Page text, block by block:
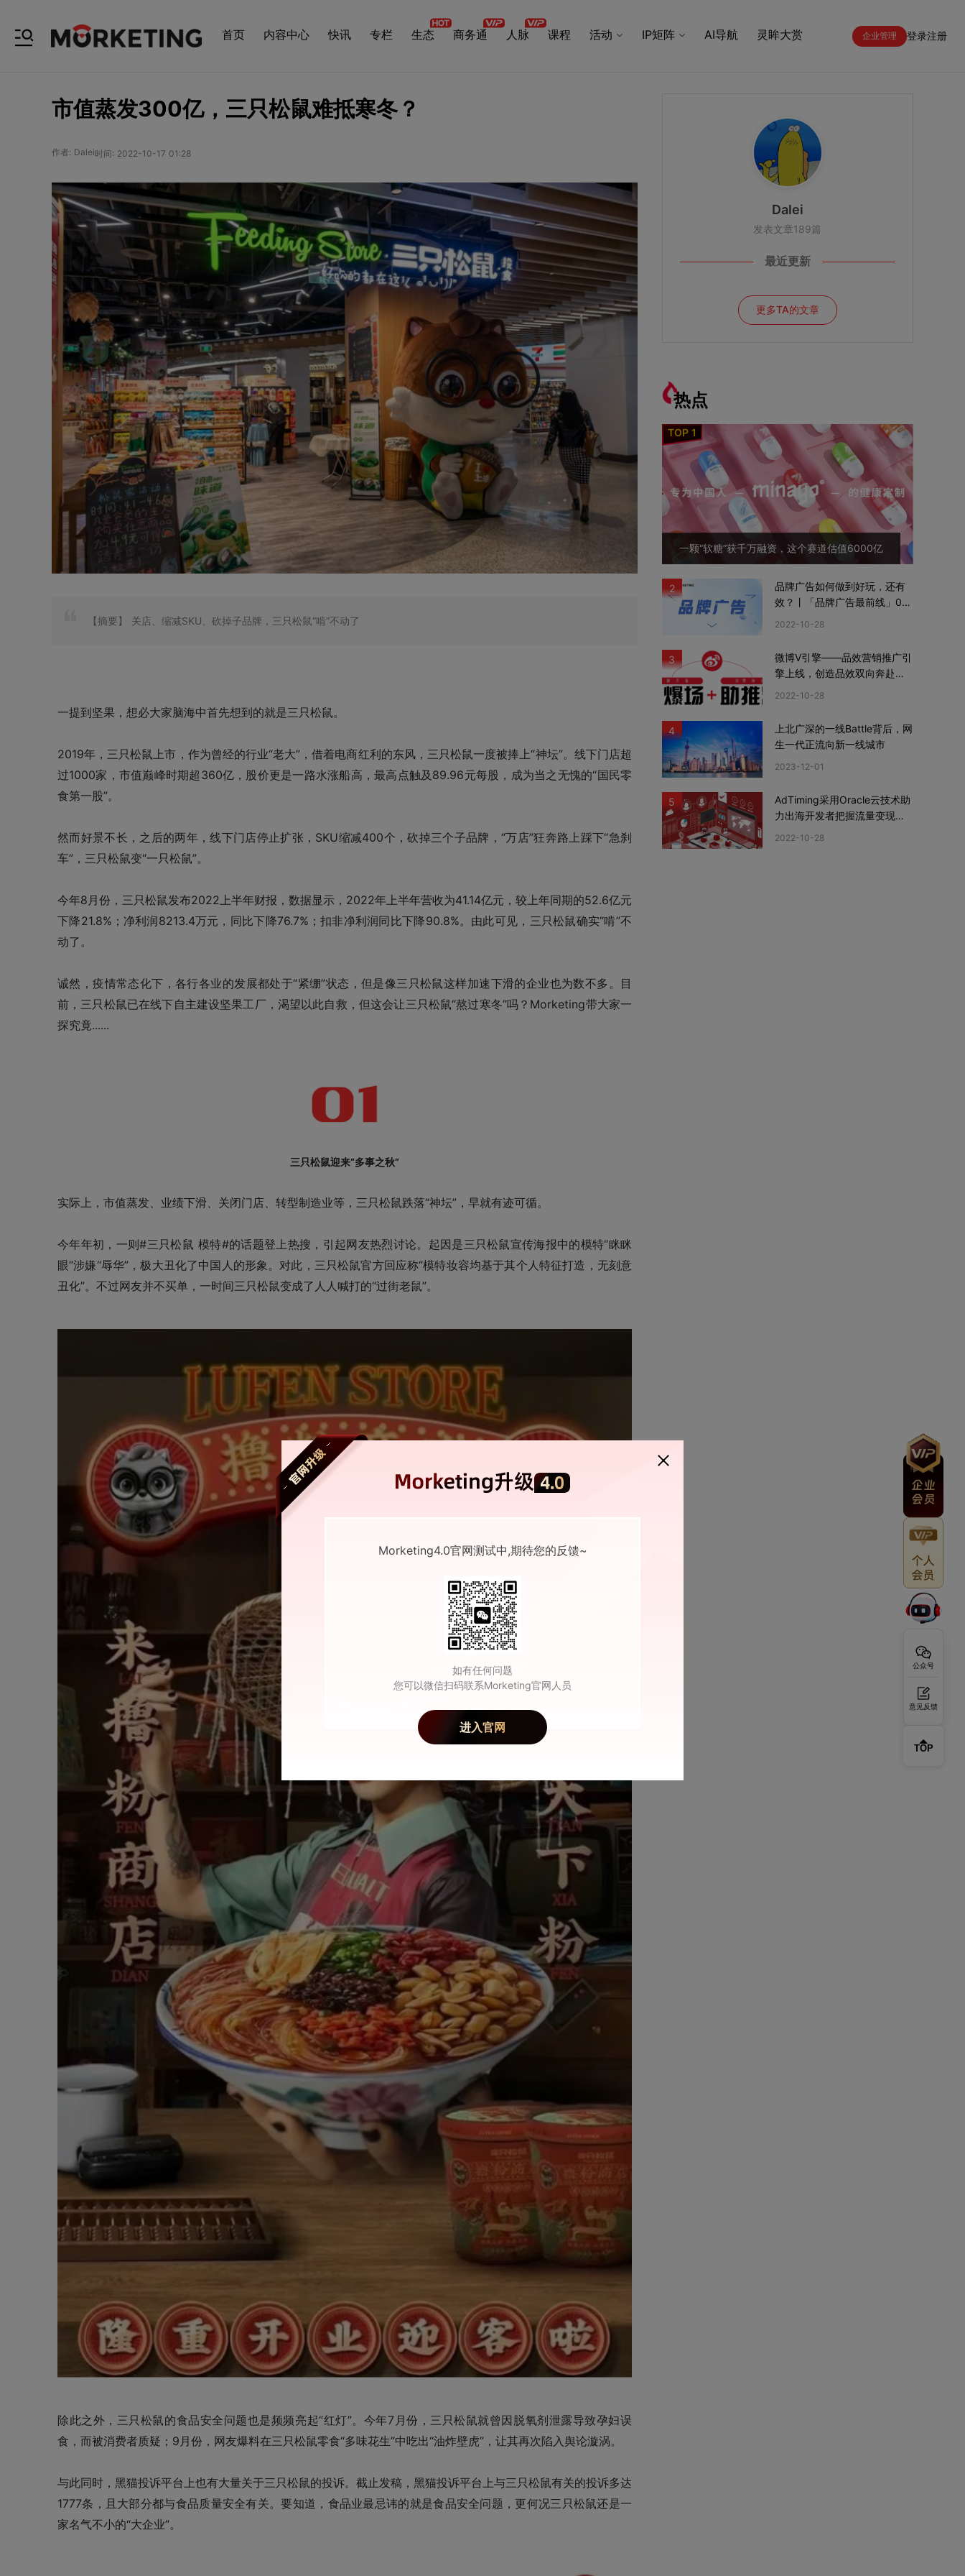
首页 内容中心 快讯 专栏 生态 商务通 人脉 课程 活动 IP矩阵 AI导航 灵眸大赏 企业管理 登录注册
市值蒸发300亿，三只松鼠难抵寒冬？
作者: Dalei时间: 2022-10-17 01:28
【摘要】 关店、缩减SKU、砍掉子品牌，三只松鼠“啃”不动了
一提到坚果，想必大家脑海中首先想到的就是三只松鼠。
2019年，三只松鼠上市，作为曾经的行业“老大”，借着电商红利的东风，三只松鼠一度被捧上“神坛”。线下门店超
过1000家，市值巅峰时期超360亿，股价更是一路水涨船高，最高点触及89.96元每股，成为当之无愧的“国民零
食第一股”。
然而好景不长，之后的两年，线下门店停止扩张，SKU缩减400个，砍掉三个子品牌，“万店”狂奔路上踩下“急刹
车”，三只松鼠变“一只松鼠”。
今年8月份，三只松鼠发布2022上半年财报，数据显示，2022年上半年营收为41.14亿元，较上年同期的52.6亿元
下降21.8%；净利润8213.4万元，同比下降76.7%；扣非净利润同比下降90.8%。由此可见，三只松鼠确实“啃”不
动了。
诚然，疫情常态化下，各行各业的发展都处于“紧绷”状态，但是像三只松鼠这样加速下滑的企业也为数不多。目
前，三只松鼠已在线下自主建设坚果工厂，渴望以此自救，但这会让三只松鼠“熬过寒冬”吗？Morketing带大家一
探究竟......
三只松鼠迎来“多事之秋”
实际上，市值蒸发、业绩下滑、关闭门店、转型制造业等，三只松鼠跌落“神坛”，早就有迹可循。
今年年初，一则#三只松鼠 模特#的话题登上热搜，引起网友热烈讨论。起因是三只松鼠宣传海报中的模特“眯眯
眼”涉嫌“辱华”，极大丑化了中国人的形象。对此，三只松鼠官方回应称“模特妆容均基于其个人特征打造，无刻意
丑化”。不过网友并不买单，一时间三只松鼠变成了人人喊打的“过街老鼠”。
除此之外，三只松鼠的食品安全问题也是频频亮起“红灯”。今年7月份，三只松鼠就曾因脱氧剂泄露导致孕妇误
食，而被消费者质疑；9月份，网友爆料在三只松鼠零食“多味花生”中吃出“油炸壁虎”，让其再次陷入舆论漩涡。
与此同时，黑猫投诉平台上也有大量关于三只松鼠的投诉。截止发稿，黑猫投诉平台上与三只松鼠有关的投诉多达
1777条，且大部分都与食品质量安全有关。要知道，食品业最忌讳的就是食品安全问题，更何况三只松鼠还是一
家名气不小的“大企业”。
Dalei
发表文章189篇
最近更新
更多TA的文章
热点
一颗“软糖”获千万融资，这个赛道估值6000亿
2
品牌广告如何做到好玩，还有
效？丨「品牌广告最前线」02
2022-10-28
3
微博V引擎——品效营销推广引
擎上线，创造品效双向奔赴新
2022-10-28
4
上北广深的一线Battle背后，网
生一代正流向新一线城市
2023-12-01
5
AdTiming采用Oracle云技术助
力出海开发者把握流量变现新
2022-10-28
公众号
意见反馈
TOP
Morketing4.0官网测试中,期待您的反馈~
如有任何问题
您可以微信扫码联系Morketing官网人员
进入官网